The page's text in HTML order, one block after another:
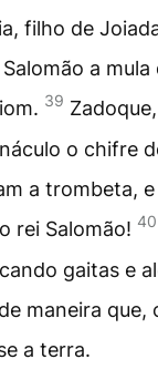
filho de
a mula
39
o chifre
a trombeta,
rei Salomão! 40
gaitas e
maneira que,
a terra.